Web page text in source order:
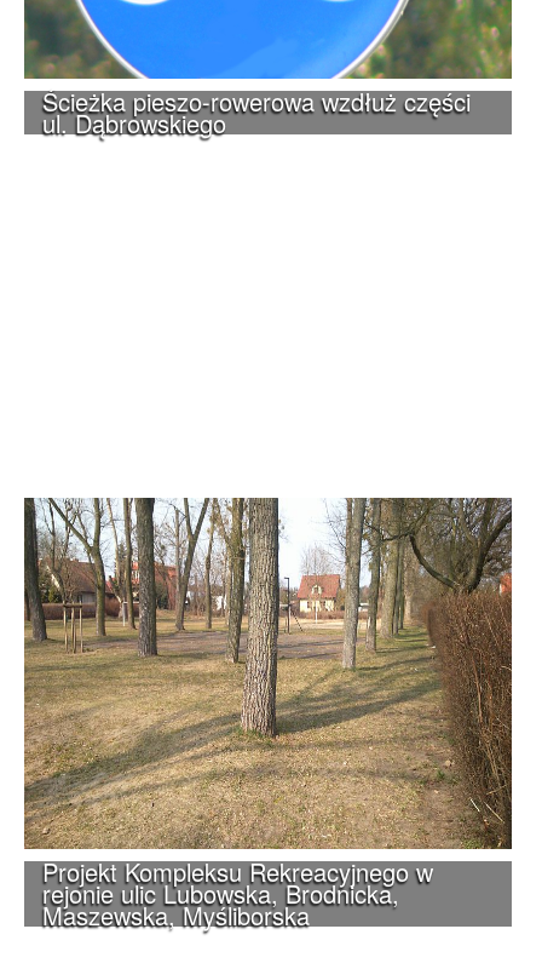
Ścieżka pieszo-rowerowa wzdłuż części
ul. Dąbrowskiego
Projekt Kompleksu Rekreacyjnego w
rejonie ulic Lubowska, Brodnicka,
Maszewska, Myśliborska